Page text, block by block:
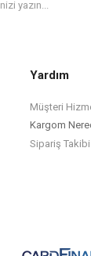
Yardım
Müşteri
Kargom
Sipariş Takibi